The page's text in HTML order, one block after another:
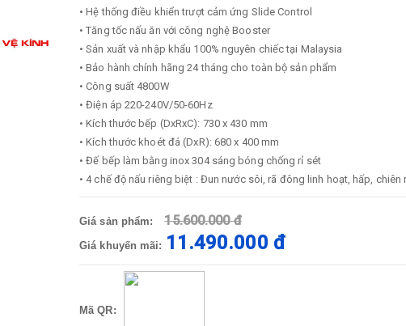
• Hệ thống điều khiển trượt cảm ứng Slide Control
• Tăng tốc nấu ăn với công nghệ Booster
• Sản xuất và nhập khẩu 100% nguyên chiếc tại Malaysia
• Bảo hành chính hãng 24 tháng cho toàn bộ sản phẩm
• Công suất 4800W
• Điện áp 220-240V/50-60Hz
• Kích thước bếp (DxRxC): 730 x 430 mm
• Kích thước khoét đá (DxR): 680 x 400 mm
• Đế bếp làm bằng inox 304 sáng bóng chống rỉ sét
• 4 chế độ nấu riêng biệt : Đun nước sôi, rã đông linh hoạt, hấp, chiên
Giá sản phẩm: 15.600.000 đ
Giá khuyến mãi: 11.490.000 đ
Mã QR: